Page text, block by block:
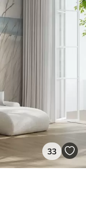
33